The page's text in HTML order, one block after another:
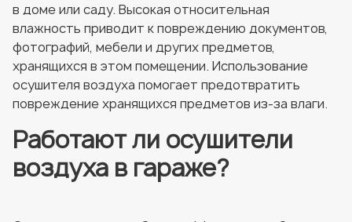
в доме или саду. Высокая относительная
влажность приводит к повреждению документов,
фотографий, мебели и других предметов,
хранящихся в этом помещении. Использование
осушителя воздуха помогает предотвратить
повреждение хранящихся предметов из-за влаги.
Работают ли осушители
воздуха в гараже?